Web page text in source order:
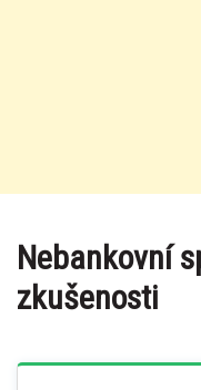
Nebankovní
zkušenosti